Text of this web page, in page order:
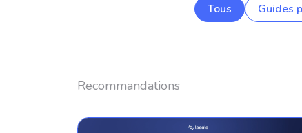
Tous Guides
Recommandations